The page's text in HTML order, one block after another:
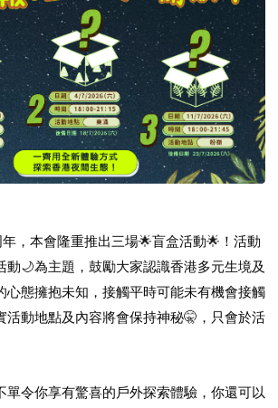
，本會隆重推出三場🌟盲盒活動🌟 ！活動
動🌙為主題，鼓勵大家認識香港多元生境及
心態擁抱未知，接觸平時可能未有機會接觸
活動地點及內容將會保持神秘🤫 ，只會於活
單令你享有驚喜的戶外探索體驗，你還可以